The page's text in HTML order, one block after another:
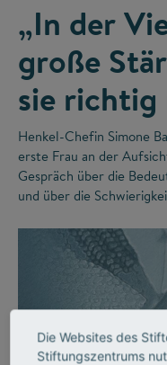
„In der
große
sie richtig
Henkel-Chefin Simone
erste Frau an der
Gespräch über die
und über die
Die Websites des
Stiftungszentrums